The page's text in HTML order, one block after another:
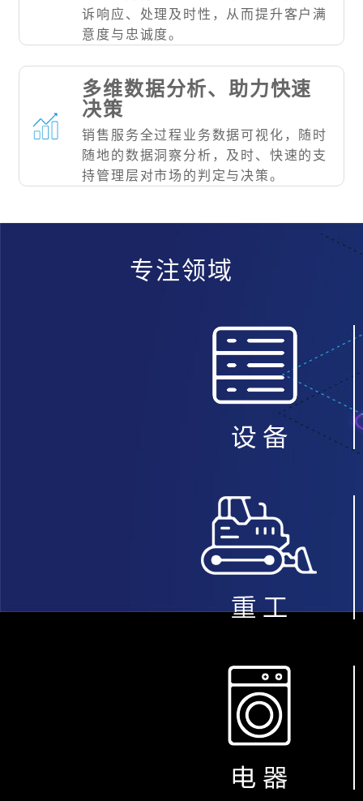
诉响应、处理及时性，从而提升客户满
意度与忠诚度。
多维数据分析、助力快速
决策
销售服务全过程业务数据可视化，随时
随地的数据洞察分析，及时、快速的支
持管理层对市场的判定与决策。
专注领域